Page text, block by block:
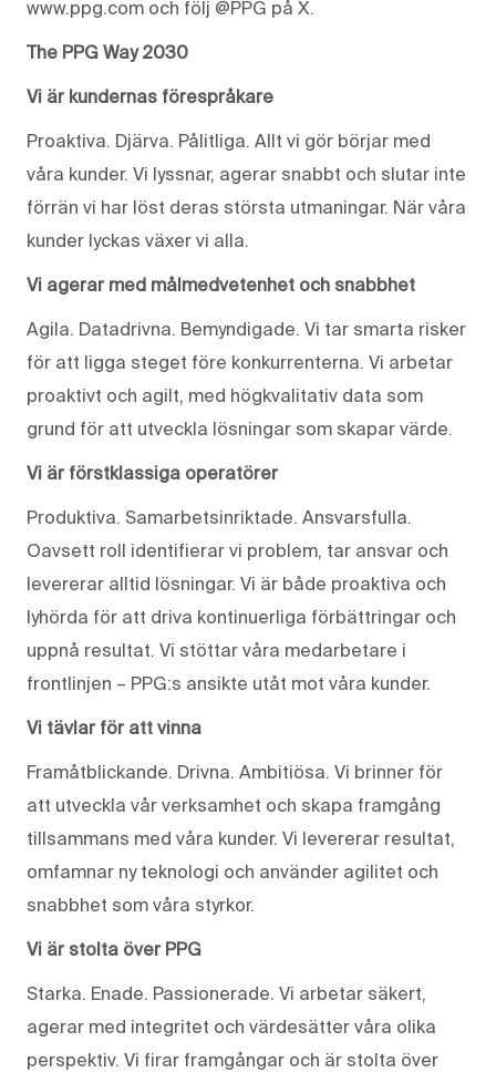
www.ppg.com och följ @PPG på X.
The PPG Way 2030
Vi är kundernas förespråkare
Proaktiva. Djärva. Pålitliga. Allt vi gör börjar med
våra kunder. Vi lyssnar, agerar snabbt och slutar inte
förrän vi har löst deras största utmaningar. När våra
kunder lyckas växer vi alla.
Vi agerar med målmedvetenhet och snabbhet
Agila. Datadrivna. Bemyndigade. Vi tar smarta risker
för att ligga steget före konkurrenterna. Vi arbetar
proaktivt och agilt, med högkvalitativ data som
grund för att utveckla lösningar som skapar värde.
Vi är förstklassiga operatörer
Produktiva. Samarbetsinriktade. Ansvarsfulla.
Oavsett roll identifierar vi problem, tar ansvar och
levererar alltid lösningar. Vi är både proaktiva och
lyhörda för att driva kontinuerliga förbättringar och
uppnå resultat. Vi stöttar våra medarbetare i
frontlinjen – PPG:s ansikte utåt mot våra kunder.
Vi tävlar för att vinna
Framåtblickande. Drivna. Ambitiösa. Vi brinner för
att utveckla vår verksamhet och skapa framgång
tillsammans med våra kunder. Vi levererar resultat,
omfamnar ny teknologi och använder agilitet och
snabbhet som våra styrkor.
Vi är stolta över PPG
Starka. Enade. Passionerade. Vi arbetar säkert,
agerar med integritet och värdesätter våra olika
perspektiv. Vi firar framgångar och är stolta över